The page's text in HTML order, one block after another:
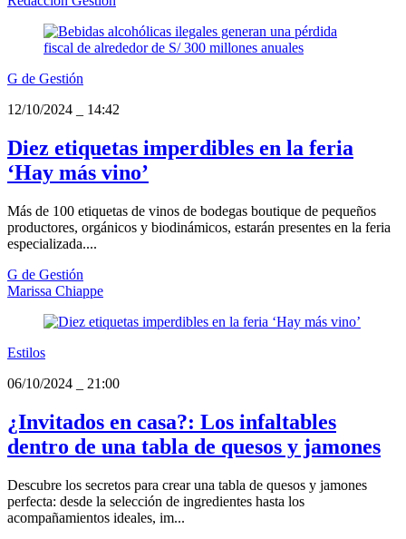
G de Gestión
12/10/2024
14:42
Diez etiquetas imperdibles en la feria
‘Hay más vino’
Más de 100 etiquetas de vinos de bodegas boutique de pequeños
productores, orgánicos y biodinámicos, estarán presentes en la feria
especializada....
G de Gestión
Marissa Chiappe
Estilos
06/10/2024
21:00
¿Invitados en casa?: Los infaltables
dentro de una tabla de quesos y jamones
Descubre los secretos para crear una tabla de quesos y jamones
perfecta: desde la selección de ingredientes hasta los
acompañamientos ideales, im...